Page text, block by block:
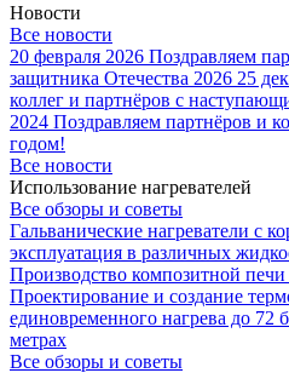
Новости
Все новости
20 февраля 2026 Поздравляем
защитника Отечества 2026 25
коллег и партнёров с
2024 Поздравляем партнёров и
годом!
Все новости
Использование нагревателей
Все обзоры и советы
Гальванические нагреватели с
эксплуатация в различных
Производство композитной печи
Проектирование и создание
единовременного нагрева до 72
метрах
Все обзоры и советы